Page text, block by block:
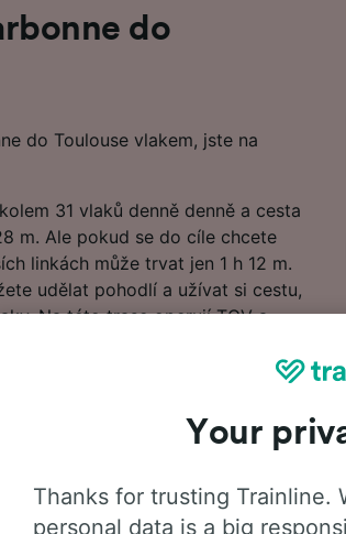
do
do Toulouse vlakem, jste na
31 vlaků denně denně a cesta
m. Ale pokud se do cíle chcete
linkách může trvat jen 1 h 12 m.
udělat pohodlí a užívat si cestu,
Na této trase operují TGV a
a pohodlné služby s
části stránky k vyhledání levných
můžete ušetřit. Jízdenky z
10.00 €, pokud si je rezervujete s
Your
Thanks for trusting Trainline.
personal data is a big